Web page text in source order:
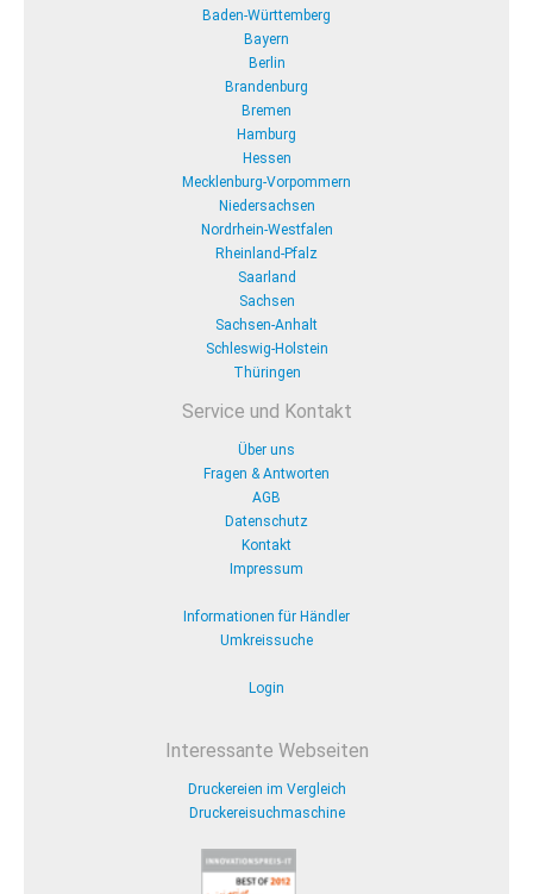
Baden-Württemberg
Bayern
Berlin
Brandenburg
Bremen
Hamburg
Hessen
Mecklenburg-Vorpommern
Niedersachsen
Nordrhein-Westfalen
Rheinland-Pfalz
Saarland
Sachsen
Sachsen-Anhalt
Schleswig-Holstein
Thüringen
Service und Kontakt
Über uns
Fragen & Antworten
AGB
Datenschutz
Kontakt
Impressum
Informationen für Händler
Umkreissuche
Login
Interessante Webseiten
Druckereien im Vergleich
Druckereisuchmaschine